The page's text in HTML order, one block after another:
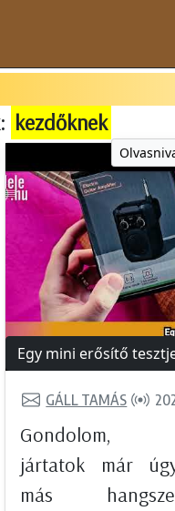
kezdőknek
Egy mini erősítő
GÁLL TAMÁS
Gondolom,
jártatok már
más